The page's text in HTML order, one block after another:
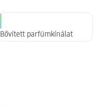
Bővített parfümkínálat